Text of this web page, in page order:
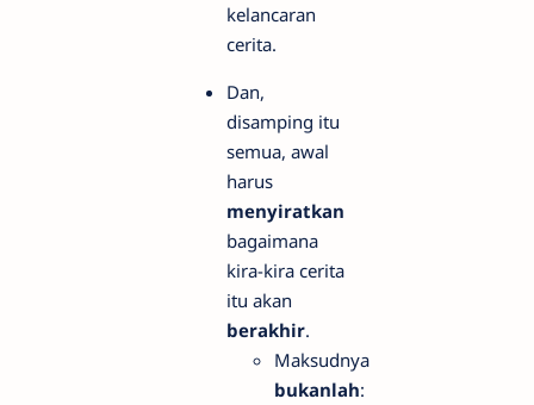
kelancaran
cerita.
Dan,
disamping itu
semua, awal
harus
menyiratkan
bagaimana
kira-kira cerita
itu akan
berakhir.
Maksudnya
bukanlah: